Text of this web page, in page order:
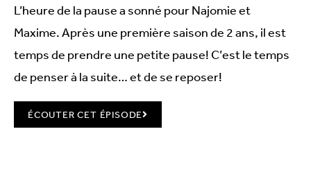
L’heure de la pause a sonné pour Najomie et
Maxime. Après une première saison de 2 ans, il est
temps de prendre une petite pause! C’est le temps
de penser à la suite… et de se reposer!
ÉCOUTER CET ÉPISODE